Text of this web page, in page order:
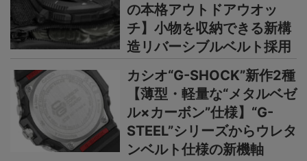
の本格アウトドアウオッ
チ】小物を収納できる新構
造リバーシブルベルト採用
カシオ“G-SHOCK”新作2種
【薄型・軽量な“メタルベゼ
ル×カーボン”仕様】“G-
STEEL”シリーズからウレタ
ンベルト仕様の新機軸